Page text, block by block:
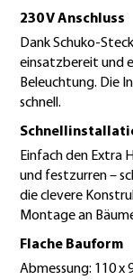
230 V Anschluss
Dank Schuko-
einsatzbereit und
Beleuchtung. Die
schnell.
Einfach den Extra
und festzurren –
die clevere
Montage an
Flache Bauform
Abmessung: 110 x